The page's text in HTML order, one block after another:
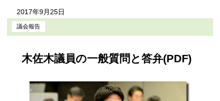
2017年9月25日
議会報告
木佐木議員の一般質問と答弁(PDF)